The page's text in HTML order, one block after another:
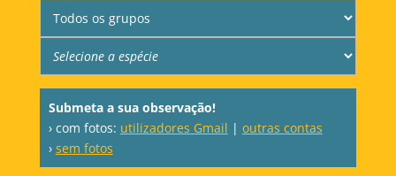
Submeta a sua observação!
› com fotos: utilizadores Gmail | outras contas
› sem fotos